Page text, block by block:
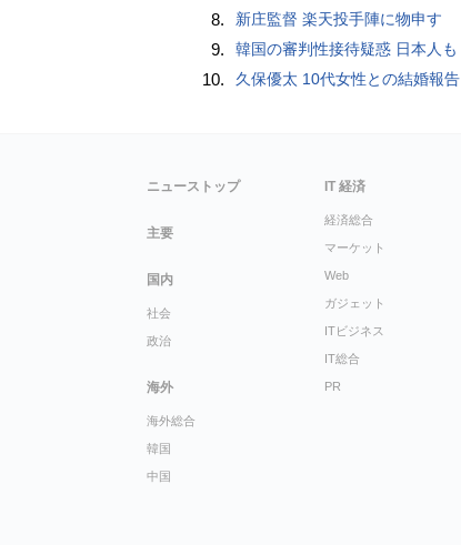
8. 新庄監督 楽天投手陣に物申す
9. 韓国の審判性接待疑惑 日本人も
10. 久保優太 10代女性との結婚報告
ニューストップ
主要
国内
社会
政治
海外
海外総合
韓国
中国
IT 経済
経済総合
マーケット
Web
ガジェット
ITビジネス
IT総合
PR